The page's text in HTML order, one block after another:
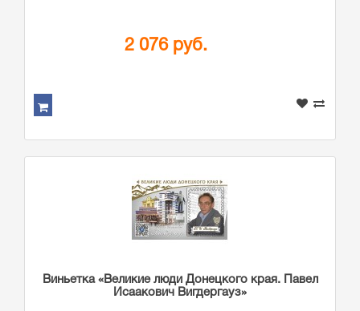
2 076 руб.
Виньетка «Великие люди Донецкого края. Павел
Исаакович Вигдергауз»